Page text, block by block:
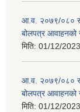
आ.व. २०७९/०८०
बोलपत्र आवाहनको
मिति: 01/12/
आ.व. २०७९/०८०
बोलपत्र आवाहनको
मिति: 01/12/